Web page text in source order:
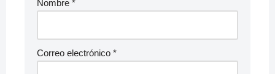
Nombre *
Correo electrónico *